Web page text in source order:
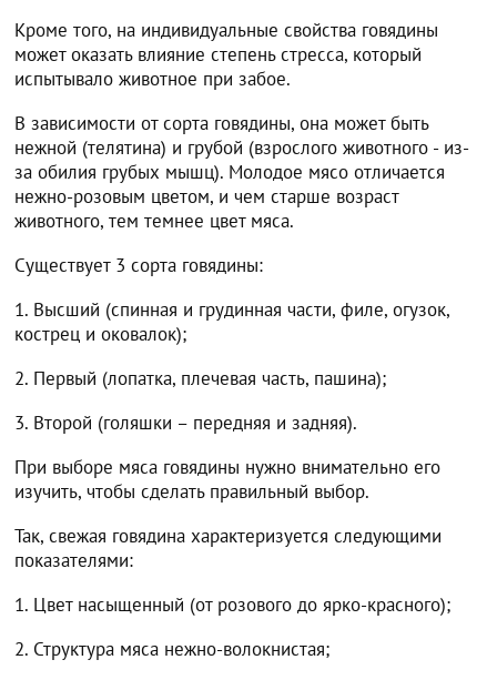
Кроме того, на индивидуальные свойства говядины
может оказать влияние степень стресса, который
испытывало животное при забое.
В зависимости от сорта говядины, она может быть
нежной (телятина) и грубой (взрослого животного - из-
за обилия грубых мышц). Молодое мясо отличается
нежно-розовым цветом, и чем старше возраст
животного, тем темнее цвет мяса.
Существует 3 сорта говядины:
1. Высший (спинная и грудинная части, филе, огузок,
кострец и оковалок);
2. Первый (лопатка, плечевая часть, пашина);
3. Второй (голяшки – передняя и задняя).
При выборе мяса говядины нужно внимательно его
изучить, чтобы сделать правильный выбор.
Так, свежая говядина характеризуется следующими
показателями:
1. Цвет насыщенный (от розового до ярко-красного);
2. Структура мяса нежно-волокнистая;